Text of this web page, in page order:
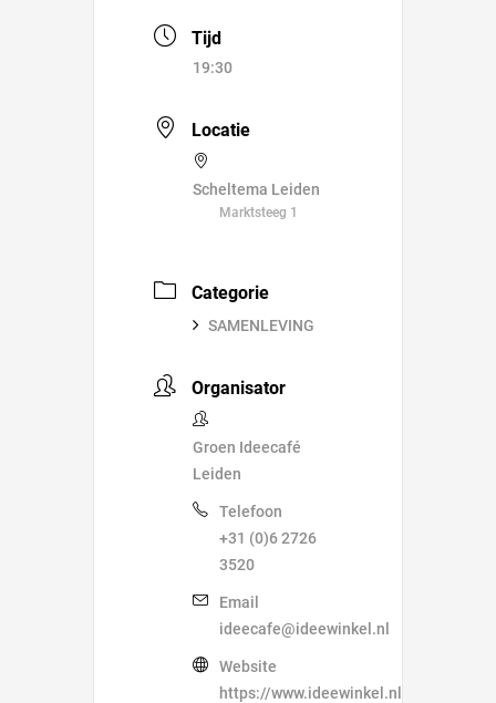
Tijd
19:30
Locatie
Scheltema Leiden
Marktsteeg 1
Categorie
SAMENLEVING
Organisator
Groen Ideecafé
Leiden
Telefoon
+31 (0)6 2726
3520
Email
ideecafe@ideewinkel.nl
Website
https://www.ideewinkel.nl/ideecafe/